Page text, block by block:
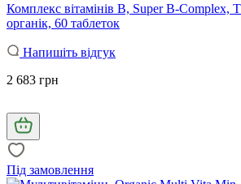
Комплекс вітамінів В, Super B-Complex,
органік, 60 таблеток
Напишіть відгук
2 683 грн
Під замовлення